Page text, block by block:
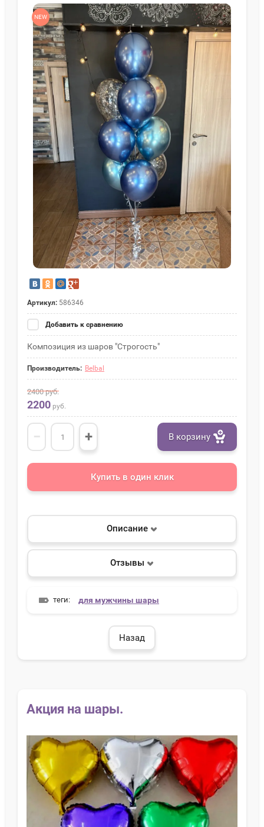
Акция на шары.
NEW
Артикул: 586346
Добавить к сравнению
Композиция из шаров "Строгость"
Производитель: Belbal
2400руб.
2200 руб.
− + В корзину
Купить в один клик
Описание
Отзывы
теги: для мужчины шары
Назад